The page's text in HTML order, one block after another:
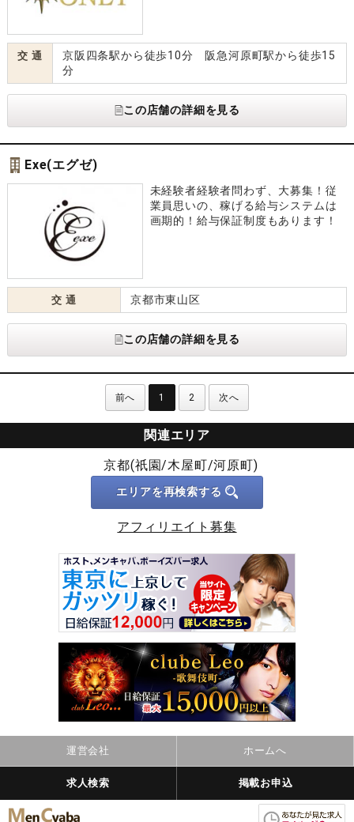
交 通
京阪四条駅から徒歩10分 阪急河原町駅から徒歩15
分
この店舗の詳細を見る
Exe(エグゼ)
未経験者経験者問わず、大募集！従
業員思いの、稼げる給与システムは
画期的！給与保証制度もあります！
交 通 京都市東山区
この店舗の詳細を見る
前へ 1 2 次へ
関連エリア
京都(祇園/木屋町/河原町)
エリアを再検索する
アフィリエイト募集
運営会社 ホームへ
求人検索 掲載お申込